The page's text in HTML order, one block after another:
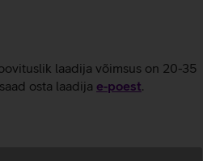
laadija võimsus on 20-35
osta laadija e‑poest.